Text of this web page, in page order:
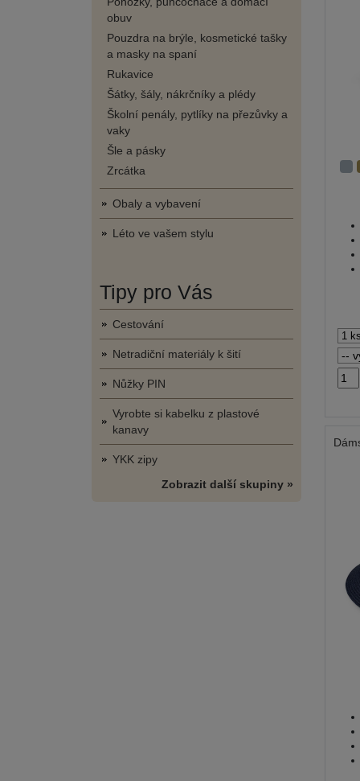
obuv
Pouzdra na brýle, kosmetické tašky
a masky na spaní
Rukavice
Šátky, šály, nákrčníky a plédy
Školní penály, pytlíky na přezůvky a
vaky
Šle a pásky
Zrcátka
Obaly a vybavení
Léto ve vašem stylu
Tipy pro Vás
Cestování
Netradiční materiály k šití
Nůžky PIN
Vyrobte si kabelku z plastové
kanavy
YKK zipy
Zobrazit další skupiny »